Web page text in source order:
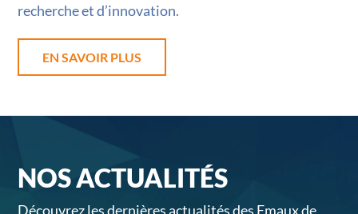
recherche et d’innovation.
EN SAVOIR PLUS
NOS ACTUALITÉS
Découvrez les dernières actualités des Emaux de